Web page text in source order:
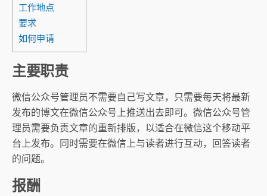
工作地点
要求
如何申请
主要职责
微信公众号管理员不需要自己写文章，只需要每天将最新
发布的博文在微信公众号上推送出去即可。微信公众号管
理员需要负责文章的重新排版，以适合在微信这个移动平
台上发布。同时需要在微信上与读者进行互动，回答读者
的问题。
报酬